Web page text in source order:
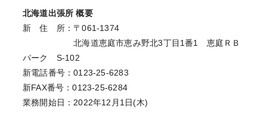
北海道出張所 概要
新 住 所：〒061-1374
北海道恵庭市恵み野北3丁目1番1 恵庭ＲＢ
パーク S‐102
新電話番号：0123-25-6283
新FAX番号：0123-25-6284
業務開始日：2022年12月1日(木)